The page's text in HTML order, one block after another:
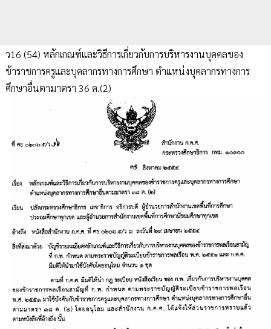
ว16 (54) หลักเกณฑ์และวิธีการเกี่ยวกับการบริหารงานบุคคลของ
ข้าราชการครูและบุคลากรทางการศึกษา ตำแหน่งบุคลากรทางการ
ศึกษาอื่นตามาตรา 36 ค.(2)